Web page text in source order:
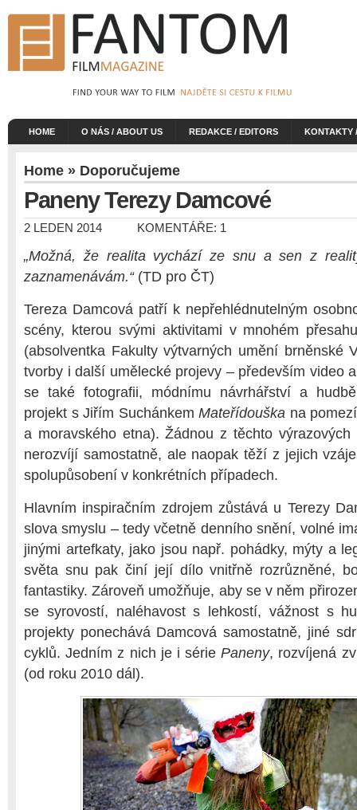
HOME O NÁS / ABOUT US REDAKCE / EDITORS KONTAKTY
Home » Doporučujeme
Paneny Terezy Damcové
2 LEDEN 2014 KOMENTÁŘE: 1
„Možná, že realita vychází ze snu a sen z
zaznamenávám.“(TD pro ČT)
Tereza Damcová patří k nepřehlédnutelným
scény, kterou svými aktivitami v mnohém
(absolventka Fakulty výtvarných umění brněnské
tvorby i další umělecké projevy – především video
se také fotografii, módnímu návrhářství a
projekt s Jiřím Suchánkem Mateřídouška na
a moravského etna). Žádnou z těchto výrazových
nerozvíjí samostatně, ale naopak těží z jejich
spolupůsobení v konkrétních případech.
Hlavním inspiračním zdrojem zůstává u Terezy
slova smyslu – tedy včetně denního snění, volné
jinými artefkaty, jako jsou např. pohádky, mýty a
světa snu pak činí její dílo vnitřně rozrůzněné,
fantastiky. Zároveň umožňuje, aby se v něm
se syrovostí, naléhavost s lehkostí, vážnost s
projekty ponechává Damcová samostatně, jiné
cyklů. Jedním z nich je i sériePaneny, rozvíjená
(od roku 2010 dál).